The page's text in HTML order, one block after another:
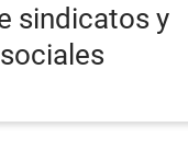
sindicatos y